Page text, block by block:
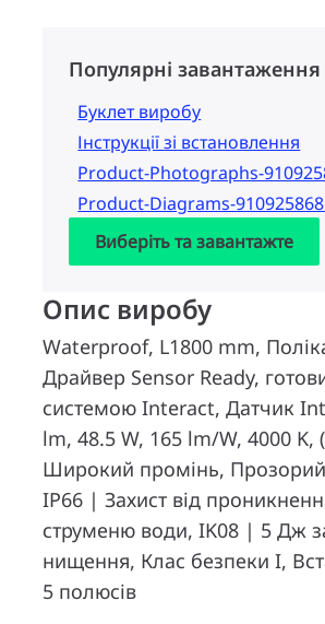
Популярні завантаження
Буклет виробу
Інструкції зі встановлення
Product-Photographs-
Product-Diagrams-
Виберіть та завантажте
Опис виробу
Waterproof, L1800 mm,
Драйвер Sensor Ready,
системою Interact, Датчик
lm, 48.5 W, 165 lm/W, 4000 K,
Широкий промінь,
IP66 | Захист від
струменю води, IK08 | 5 Дж
нищення, Клас безпеки I,
5 полюсів